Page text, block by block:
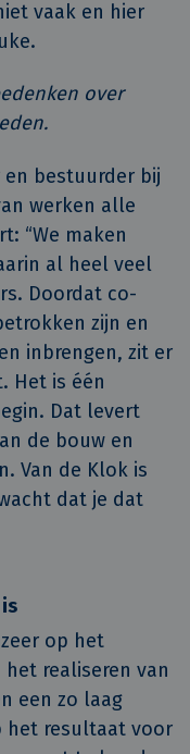
vaak en hier
over
bestuurder bij
werken alle
“We maken
al heel veel
Doordat co-
zijn en
inbrengen, zit er
Het is één
Dat levert
de bouw en
Van de Klok is
dat je dat
op het
realiseren van
een zo laag
het resultaat voor